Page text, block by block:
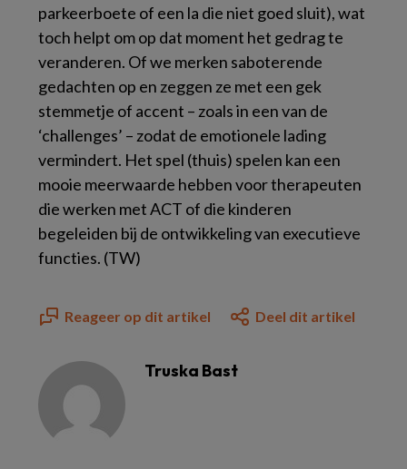
parkeerboete of een la die niet goed sluit), wat
toch helpt om op dat moment het gedrag te
veranderen. Of we merken saboterende
gedachten op en zeggen ze met een gek
stemmetje of accent – zoals in een van de
‘challenges’ – zodat de emotionele lading
vermindert. Het spel (thuis) spelen kan een
mooie meerwaarde hebben voor therapeuten
die werken met ACT of die kinderen
begeleiden bij de ontwikkeling van executieve
functies. (TW)
Reageer op dit artikel Deel dit artikel
Truska Bast